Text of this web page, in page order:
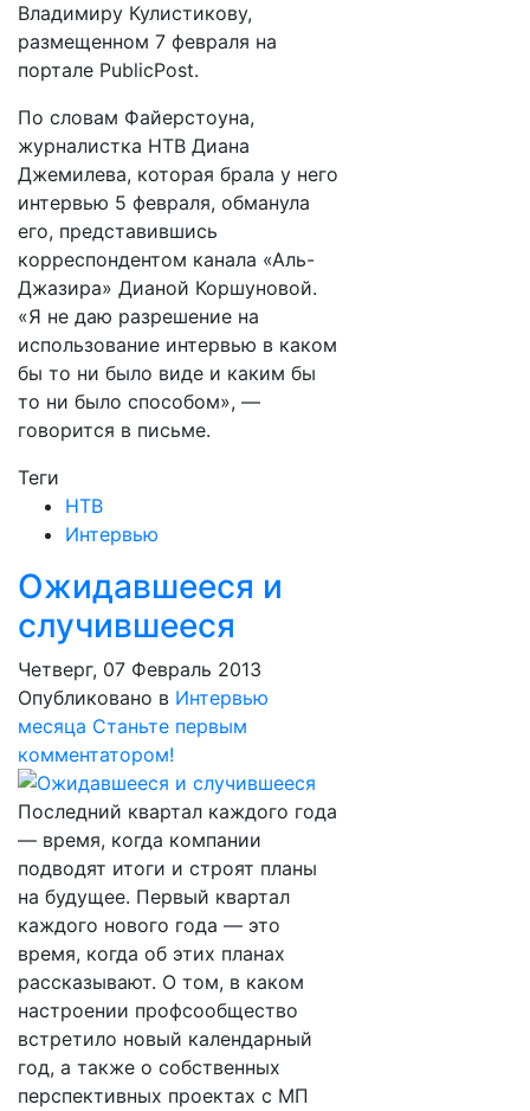
Владимиру Кулистикову,
размещенном 7 февраля на
портале PublicPost.
По словам Файерстоуна,
журналистка НТВ Диана
Джемилева, которая брала у него
интервью 5 февраля, обманула
его, представившись
корреспондентом канала «Аль-
Джазира» Дианой Коршуновой.
«Я не даю разрешение на
использование интервью в каком
бы то ни было виде и каким бы
то ни было способом», —
говорится в письме.
Теги
НТВ
Интервью
Ожидавшееся и
случившееся
Четверг, 07 Февраль 2013
Опубликовано в Интервью
месяца Станьте первым
комментатором!
Последний квартал каждого года
— время, когда компании
подводят итоги и строят планы
на будущее. Первый квартал
каждого нового года — это
время, когда об этих планах
рассказывают. О том, в каком
настроении профсообщество
встретило новый календарный
год, а также о собственных
перспективных проектах с МП